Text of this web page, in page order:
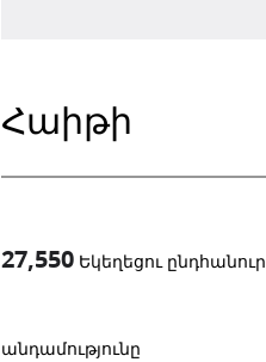
Հաիթի
27,550 Եկեղեցու ընդհանուր
անդամությունը
-in-